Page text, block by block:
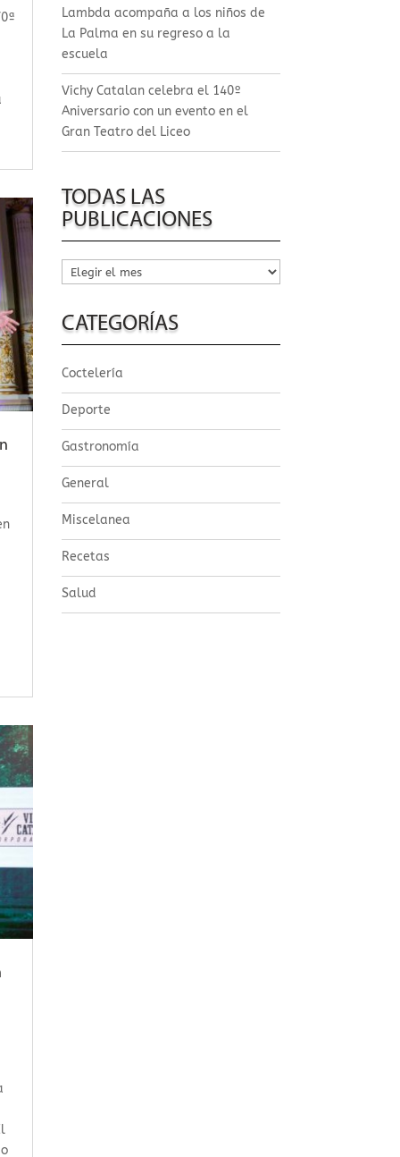
Lambda acompaña a los niños de
La Palma en su regreso a la
escuela
Vichy Catalan celebra el 140º
Aniversario con un evento en el
Gran Teatro del Liceo
TODAS LAS
PUBLICACIONES
Todas
las
CATEGORÍAS
Coctelería
Deporte
Gastronomía
General
Miscelanea
Recetas
Salud